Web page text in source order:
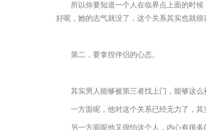
所以你要知道一个人在临界点上面的时
好呢，她的志气就没了，这个关系其实也就很
第二，要拿捏伴侣的心态。
其实男人能够被第三者找上门，能够这
一方面呢，他对这个关系已经无力了，
另一方面呢他又很怕这个人，内心有很